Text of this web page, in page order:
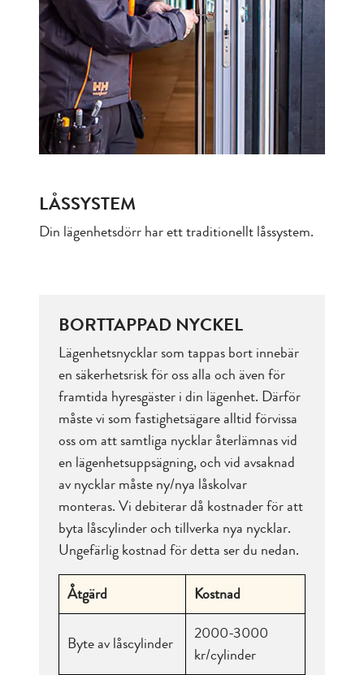
LÅSSYSTEM
Din lägenhetsdörr har ett traditionellt låssystem.
BORTTAPPAD NYCKEL
Lägenhetsnycklar som tappas bort innebär
en säkerhetsrisk för oss alla och även för
framtida hyresgäster i din lägenhet. Därför
måste vi som fastighetsägare alltid förvissa
oss om att samtliga nycklar återlämnas vid
en lägenhetsuppsägning, och vid avsaknad
av nycklar måste ny/nya låskolvar
monteras. Vi debiterar då kostnader för att
byta låscylinder och tillverka nya nycklar.
Ungefärlig kostnad för detta ser du nedan.
Åtgärd Kostnad
Byte av låscylinder
2000-3000
kr/cylinder